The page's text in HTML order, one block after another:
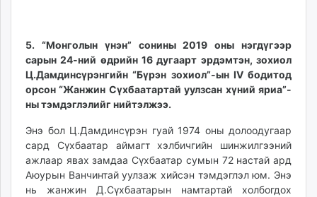
5. “Монголын үнэн” сонины 2019 оны нэгдүгээр
сарын 24-ний өдрийн 16 дугаарт эрдэмтэн, зохиол
Ц.Дамдинсүрэнгийн “Бүрэн зохиол”-ын IV бодитод
орсон “Жанжин Сүхбаатартай уулзсан хүний яриа”-
ны тэмдэглэлийг нийтэлжээ.
Энэ бол Ц.Дамдинсүрэн гуай 1974 оны долоодугаар
сард Сүхбаатар аймагт хэлбичгийн шинжилгээний
ажлаар явах замдаа Сүхбаатар сумын 72 настай ард
Аюурын Ванчинтай уулзаж хийсэн тэмдэглэл юм. Энэ
нь жанжин Д.Сүхбаатарын намтартай холбогдох